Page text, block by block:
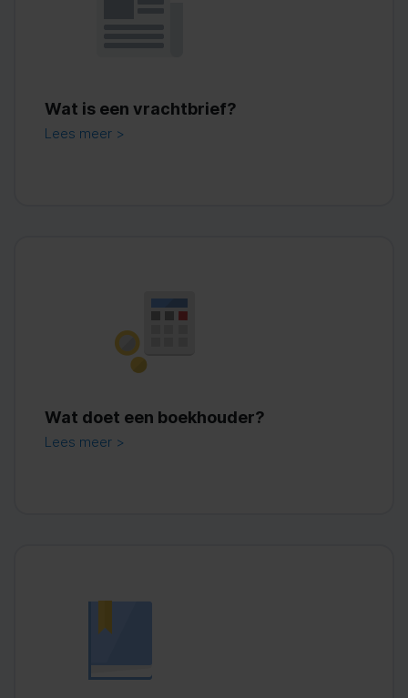
Wat is een vrachtbrief?
Lees meer >
Wat doet een boekhouder?
Lees meer >